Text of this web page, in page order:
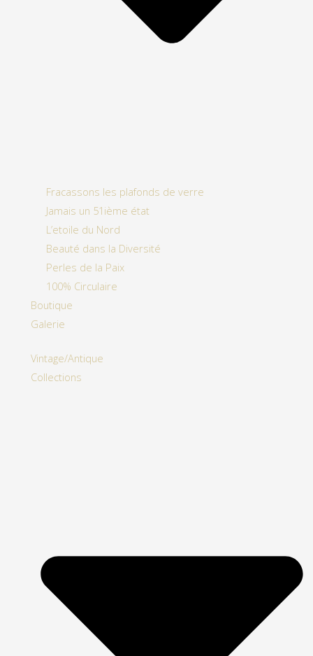
Fracassons les plafonds de verre
Jamais un 51ième état
L’etoile du Nord
Beauté dans la Diversité
Perles de la Paix
100% Circulaire
Boutique
Galerie
Vintage/Antique
Collections